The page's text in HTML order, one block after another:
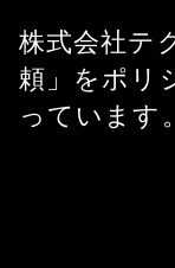
株式会社テ
頼」をポリ
っています。